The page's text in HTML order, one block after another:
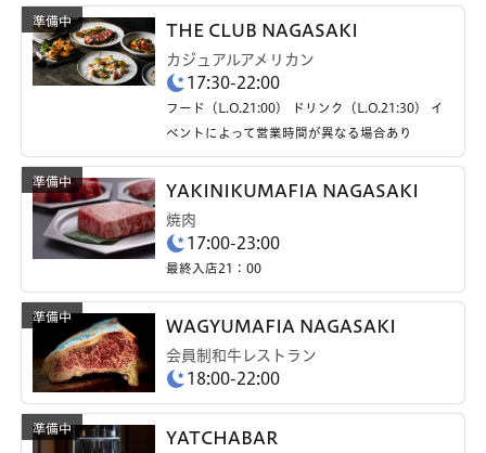
THE CLUB NAGASAKI
カジュアルアメリカン
17:30-22:00
フード（L.O.21:00） ドリンク（L.O.21:30） イ
ベントによって営業時間が異なる場合あり
YAKINIKUMAFIA NAGASAKI
焼肉
17:00-23:00
最終入店21：00
WAGYUMAFIA NAGASAKI
会員制和牛レストラン
18:00-22:00
YATCHABAR